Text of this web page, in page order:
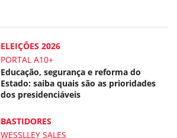
ELEIÇÕES 2026
PORTAL A10+
Educação, segurança e reforma do
Estado: saiba quais são as prioridades
dos presidenciáveis
BASTIDORES
WESSLLEY SALES